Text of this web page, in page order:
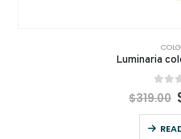
Luminaria
$319.00